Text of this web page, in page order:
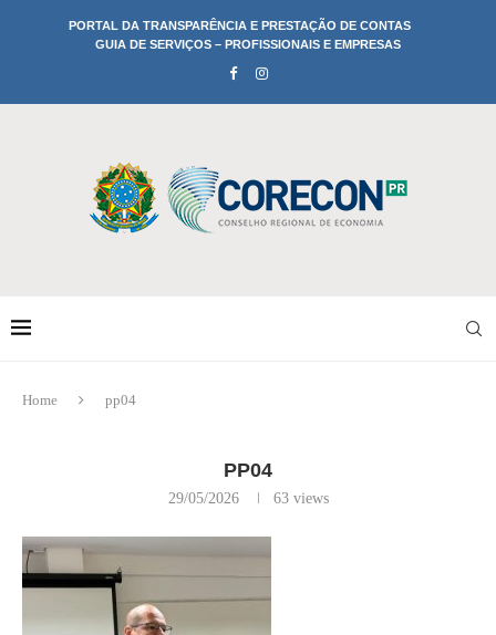
PORTAL DA TRANSPARÊNCIA E PRESTAÇÃO DE CONTAS
GUIA DE SERVIÇOS – PROFISSIONAIS E EMPRESAS
Home pp04
PP04
29/05/2026 63views